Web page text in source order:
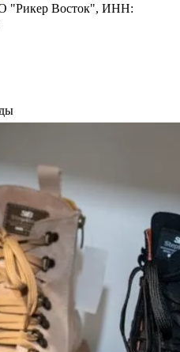
"Рикер Восток", ИНН: